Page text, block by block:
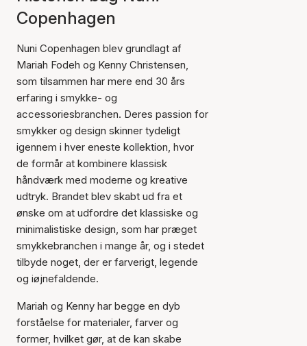
Copenhagen
Nuni Copenhagen blev grundlagt af
Mariah Fodeh og Kenny Christensen,
som tilsammen har mere end 30 års
erfaring i smykke- og
accessoriesbranchen. Deres passion for
smykker og design skinner tydeligt
igennem i hver eneste kollektion, hvor
de formår at kombinere klassisk
håndværk med moderne og kreative
udtryk. Brandet blev skabt ud fra et
ønske om at udfordre det klassiske og
minimalistiske design, som har præget
smykkebranchen i mange år, og i stedet
tilbyde noget, der er farverigt, legende
og iøjnefaldende.
Mariah og Kenny har begge en dyb
forståelse for materialer, farver og
former, hvilket gør, at de kan skabe